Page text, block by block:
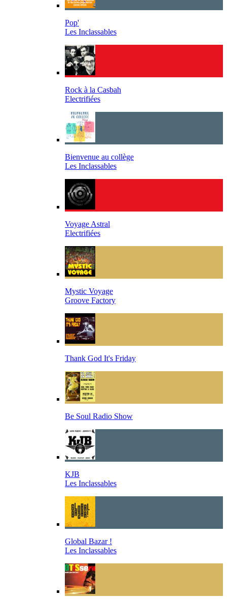
Pop'
Les Inclassables
Rock à la Casbah
Electrifiées
Bienvenue au collège
Les Inclassables
Voyage Astral
Electrifiées
Mystic Voyage
Groove Factory
Thank God It's Friday
Be Soul Radio Show
KJB
Les Inclassables
Global Bazar !
Les Inclassables